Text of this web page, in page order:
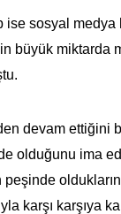
sosyal medya
büyük miktarda
devam ettiğini
olduğunu ima
peşinde
karşı karşıya